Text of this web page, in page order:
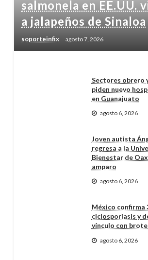
salmonela en EE.UU.
a jalapeños de Sinaloa
soporteinfix agosto 7, 2026
Sectores obrero
piden nuevo
en Guanajuato
agosto 6, 2026
Joven autista
regresa a la
Bienestar de
amparo
agosto 6, 2026
México confirma
ciclosporiasis y
vínculo con brote
agosto 6, 2026